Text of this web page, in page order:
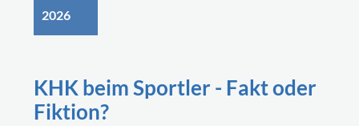
2026
KHK beim Sportler - Fakt oder
Fiktion?